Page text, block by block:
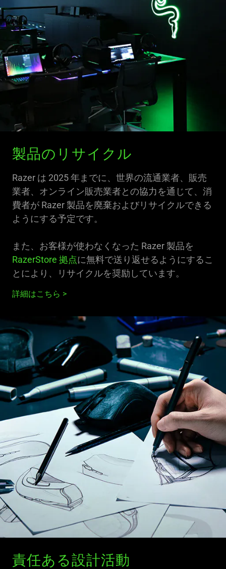
製品のリサイクル
Razer は 2025 年までに、世界の流通業者、販売
業者、オンライン販売業者との協力を通じて、消
費者が Razer 製品を廃棄およびリサイクルできる
ようにする予定です。
また、お客様が使わなくなった Razer 製品を
RazerStore 拠点に無料で送り返せるようにするこ
とにより、リサイクルを奨励しています。
詳細はこちら
責任ある設計活動